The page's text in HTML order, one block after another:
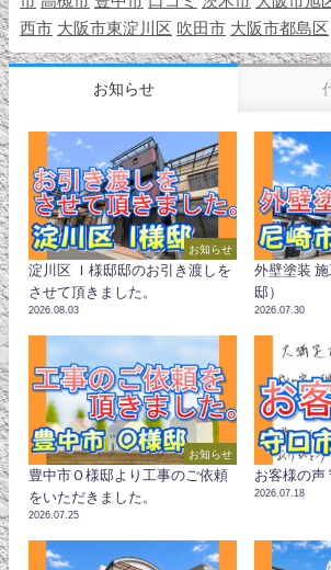
西市 大阪市東淀川区 吹田市 大阪市都島区
お知らせ
お知らせ
淀川区 Ｉ様邸邸のお引き渡しを
させて頂きました。
2026.08.03
外壁塗装
邸）
2026.07.30
お知らせ
豊中市Ｏ様邸より工事のご依頼
をいただきました。
2026.07.25
お客様の声
2026.07.18